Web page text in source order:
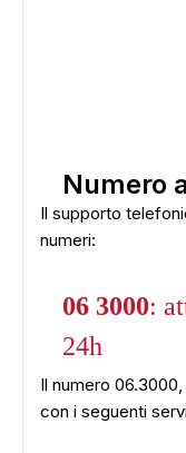
Numero
Il supporto
numeri:
06 3000:
24h
Il numero
con i seguenti